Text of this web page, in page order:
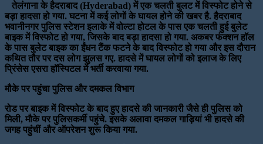
तेलंगाना के हैदराबाद (Hyderabad) में एक चलती बुलट में विस्फोट होने से
बड़ा हादसा हो गया. घटना में कई लोगों के घायल होने की खबर है. हैदराबाद
भवानीनगर पुलिस स्टेशन इलाके में वोल्टा होटल के पास एक चलती हुई बुलेट
बाइक में विस्फोट हो गया, जिसके बाद बड़ा हादसा हो गया. अकबर फंक्शन हॉल
के पास बुलेट बाइक का ईंधन टैंक फटने के बाद विस्फोट हो गया और इस दौरान
कथित तौर पर दस लोग झुलस गए. हादसे में घायल लोगों को इलाज के लिए
प्रिंसेस एसरा हॉस्पिटल में भर्ती करवाया गया.
मौके पर पहुंचा पुलिस और दमकल विभाग
रोड पर बाइक में विस्फोट के बाद हुए हादसे की जानकारी जैसे ही पुलिस को
मिली, मौके पर पुलिसकर्मी पहुंचे. इसके अलावा दमकल गाड़ियां भी हादसे की
जगह पहुंंचीं और ऑपरेशन शुरू किया गया.